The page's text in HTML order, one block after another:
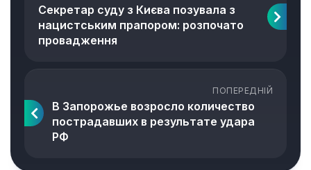
Секретар суду з Києва позувала з
нацистським прапором: розпочато
провадження
ПОПЕРЕДНІЙ
В Запорожье возросло количество
пострадавших в результате удара
РФ